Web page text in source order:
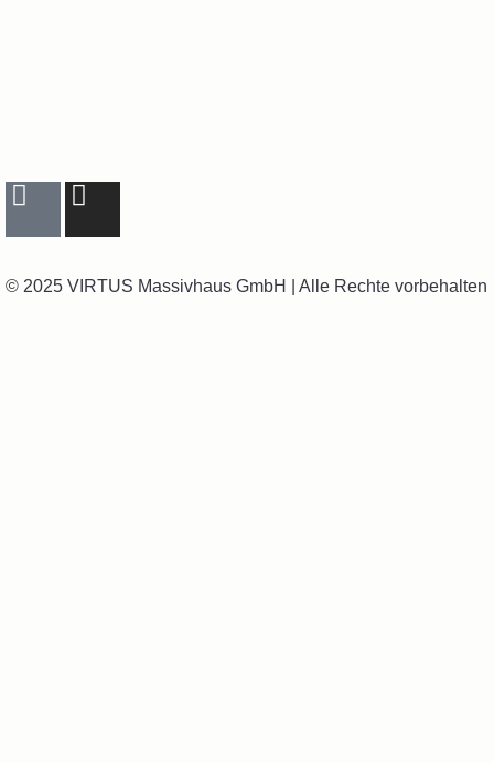
© 2025 VIRTUS Massivhaus GmbH | Alle Rechte vorbehalten